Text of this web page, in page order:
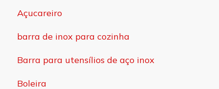
Açucareiro
barra de inox para cozinha
Barra para utensílios de aço inox
Boleira